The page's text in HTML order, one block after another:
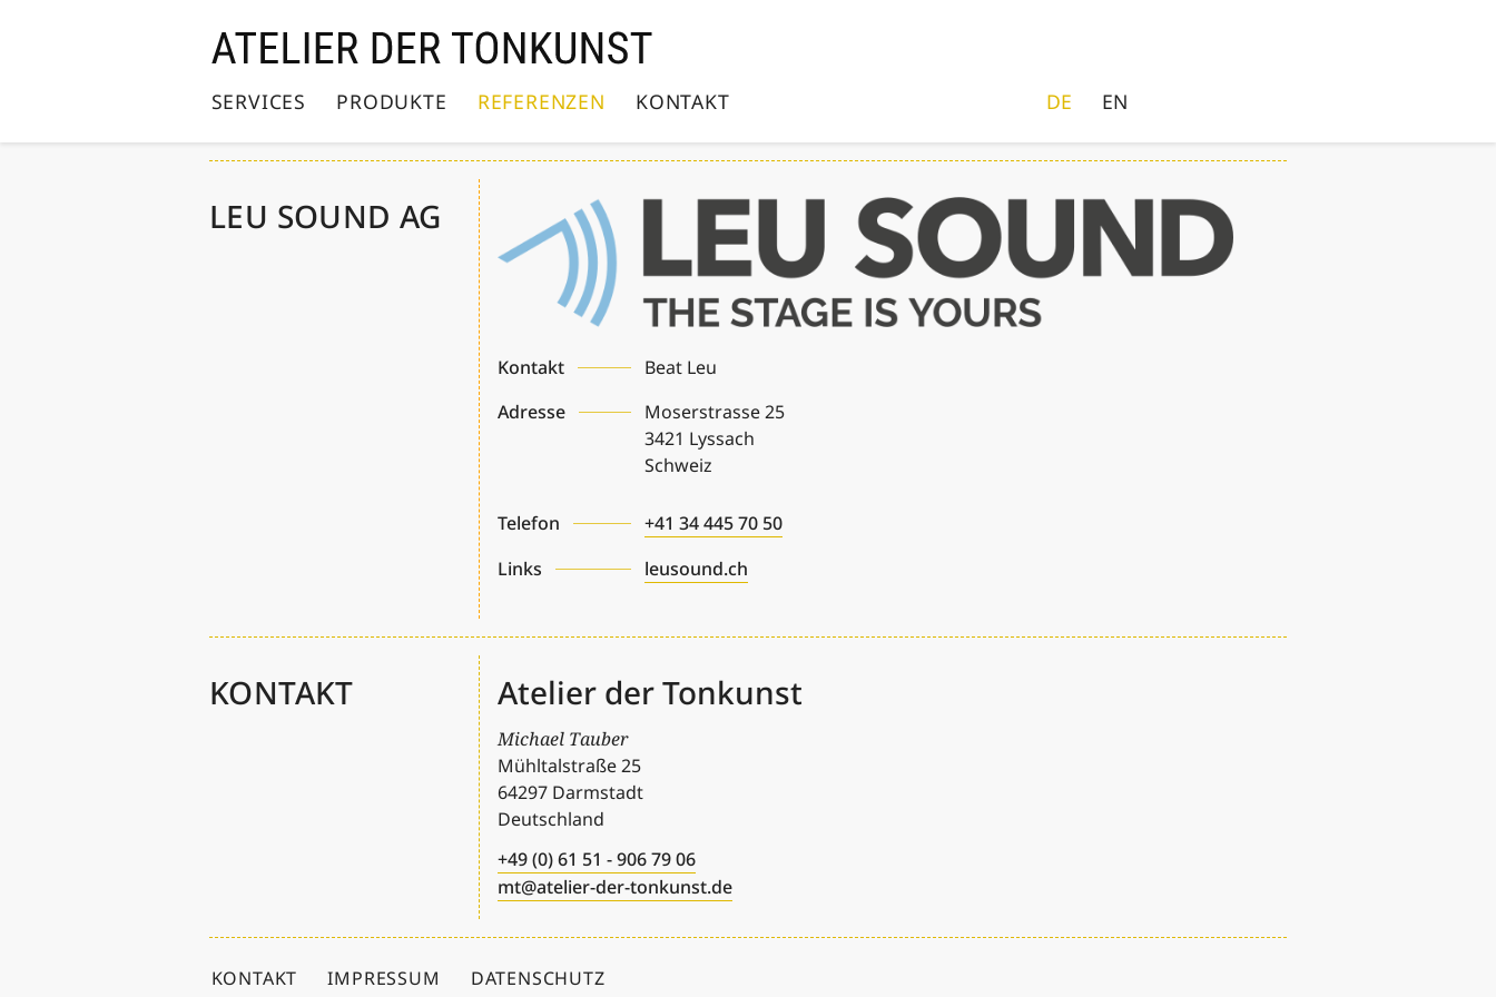
DE EN
SERVICES PRODUKTE REFERENZEN KONTAKT
LEU SOUND AG
Kontakt
Beat Leu
Adresse
Moserstrasse 25
3421 Lyssach
Schweiz
Telefon
+41 34 445 70 50
Links
leusound.ch
KONTAKT Atelier der Tonkunst
Michael Tauber
Mühltalstraße 25
64297 Darmstadt
Deutschland
+49 (0) 61 51 - 906 79 06
mt@atelier-der-tonkunst.de
KONTAKT IMPRESSUM DATENSCHUTZ